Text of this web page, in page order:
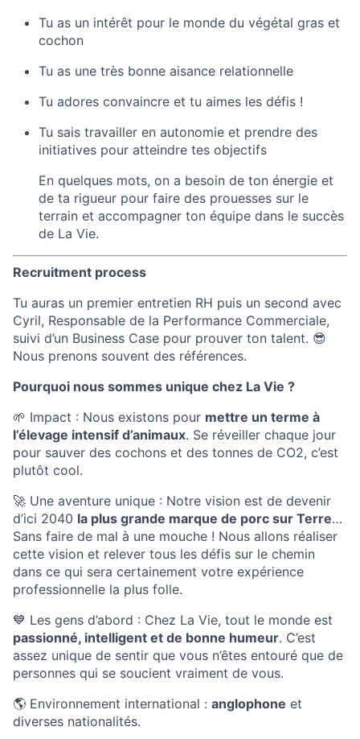
Tu as un intérêt pour le monde du végétal gras et
cochon
Tu as une très bonne aisance relationnelle
Tu adores convaincre et tu aimes les défis !
Tu sais travailler en autonomie et prendre des
initiatives pour atteindre tes objectifs
En quelques mots, on a besoin de ton énergie et
de ta rigueur pour faire des prouesses sur le
terrain et accompagner ton équipe dans le succès
de La Vie.
Recruitment process
Tu auras un premier entretien RH puis un second avec
Cyril, Responsable de la Performance Commerciale,
suivi d’un Business Case pour prouver ton talent. 😎
Nous prenons souvent des références.
Pourquoi nous sommes unique chez La Vie ?
🌱 Impact : Nous existons pour mettre un terme à
l’élevage intensif d’animaux. Se réveiller chaque jour
pour sauver des cochons et des tonnes de CO2, c’est
plutôt cool.
🚀 Une aventure unique : Notre vision est de devenir
d’ici 2040 la plus grande marque de porc sur Terre…
Sans faire de mal à une mouche ! Nous allons réaliser
cette vision et relever tous les défis sur le chemin
dans ce qui sera certainement votre expérience
professionnelle la plus folle.
💙 Les gens d’abord : Chez La Vie, tout le monde est
passionné, intelligent et de bonne humeur. C’est
assez unique de sentir que vous n’êtes entouré que de
personnes qui se soucient vraiment de vous.
🌎 Environnement international : anglophone et
diverses nationalités.